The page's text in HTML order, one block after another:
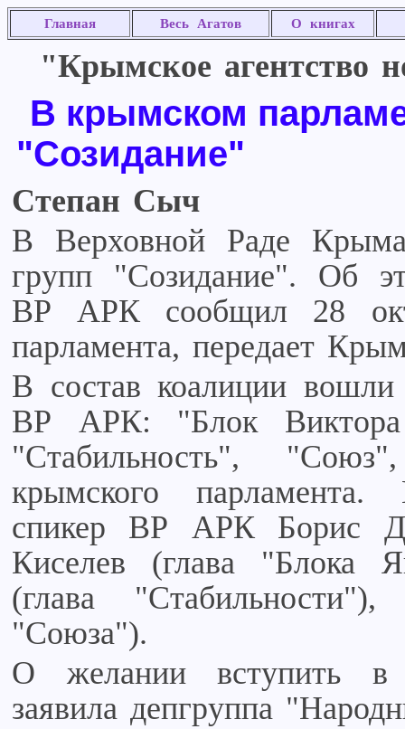
Главная Весь Агатов О книгах
"Крымское агентство
В крымском
"Созидание"
Степан Сыч
В Верховной Раде Крыма
групп "Созидание". Об
ВР АРК сообщил 28
парламента, передает
В состав коалиции
ВР АРК: "Блок Виктора
"Стабильность",
крымского парламента.
спикер ВР АРК Борис
Киселев (глава "Блока
(глава
"Союза").
О желании вступить в
заявила депгруппа